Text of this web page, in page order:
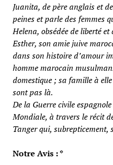
Juanita, de père anglais et
peines et parle des femmes
Helena, obsédée de liberté
Esther, son amie juive
dans son histoire d’amour
homme marocain
domestique ; sa famille à
sont pas là.
De la Guerre civile
Mondiale, à travers le récit
Tanger qui, subrepticement,
Notre Avis : *